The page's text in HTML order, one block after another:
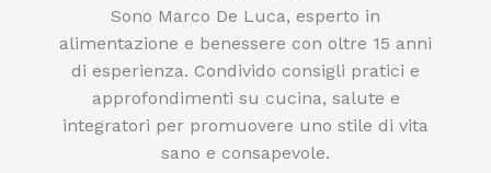
Sono Marco De Luca, esperto in
alimentazione e benessere con oltre 15 anni
di esperienza. Condivido consigli pratici e
approfondimenti su cucina, salute e
integratori per promuovere uno stile di vita
sano e consapevole.